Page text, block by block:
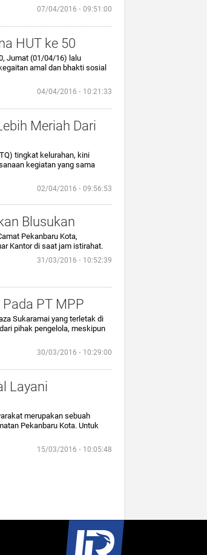
07/04/2016 ⋅ 09:51:00
HUT ke 50
Jumat (01/04/16) lalu
amal dan bhakti sosial
04/04/2016 ⋅ 10:21:33
Meriah Dari
tingkat kelurahan, kini
kegiatan yang sama
02/04/2016 ⋅ 09:56:53
Blusukan
Pekanbaru Kota,
Kantor di saat jam istirahat.
31/03/2016 ⋅ 10:52:39
PT MPP
Sukaramai yang terletak di
pihak pengelola, meskipun
30/03/2016 ⋅ 10:29:00
Layani
merupakan sebuah
Pekanbaru Kota. Untuk
15/03/2016 ⋅ 10:05:48